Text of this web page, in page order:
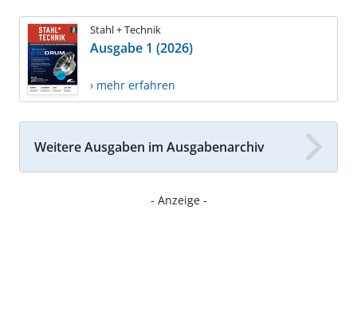
Stahl + Technik
Ausgabe 1 (2026)
› mehr erfahren
Weitere Ausgaben im Ausgabenarchiv
- Anzeige -